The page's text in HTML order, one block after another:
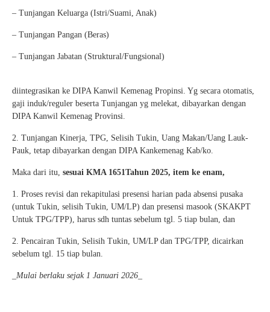
– Tunjangan Keluarga (Istri/Suami, Anak)
– Tunjangan Pangan (Beras)
– Tunjangan Jabatan (Struktural/Fungsional)
diintegrasikan ke DIPA Kanwil Kemenag Propinsi. Yg secara otomatis,
gaji induk/reguler beserta Tunjangan yg melekat, dibayarkan dengan
DIPA Kanwil Kemenag Provinsi.
2. Tunjangan Kinerja, TPG, Selisih Tukin, Uang Makan/Uang Lauk-
Pauk, tetap dibayarkan dengan DIPA Kankemenag Kab/ko.
Maka dari itu, sesuai KMA 1651Tahun 2025, item ke enam,
1. Proses revisi dan rekapitulasi presensi harian pada absensi pusaka
(untuk Tukin, selisih Tukin, UM/LP) dan presensi masook (SKAKPT
Untuk TPG/TPP), harus sdh tuntas sebelum tgl. 5 tiap bulan, dan
2. Pencairan Tukin, Selisih Tukin, UM/LP dan TPG/TPP, dicairkan
sebelum tgl. 15 tiap bulan.
Mulai berlaku sejak 1 Januari 2026